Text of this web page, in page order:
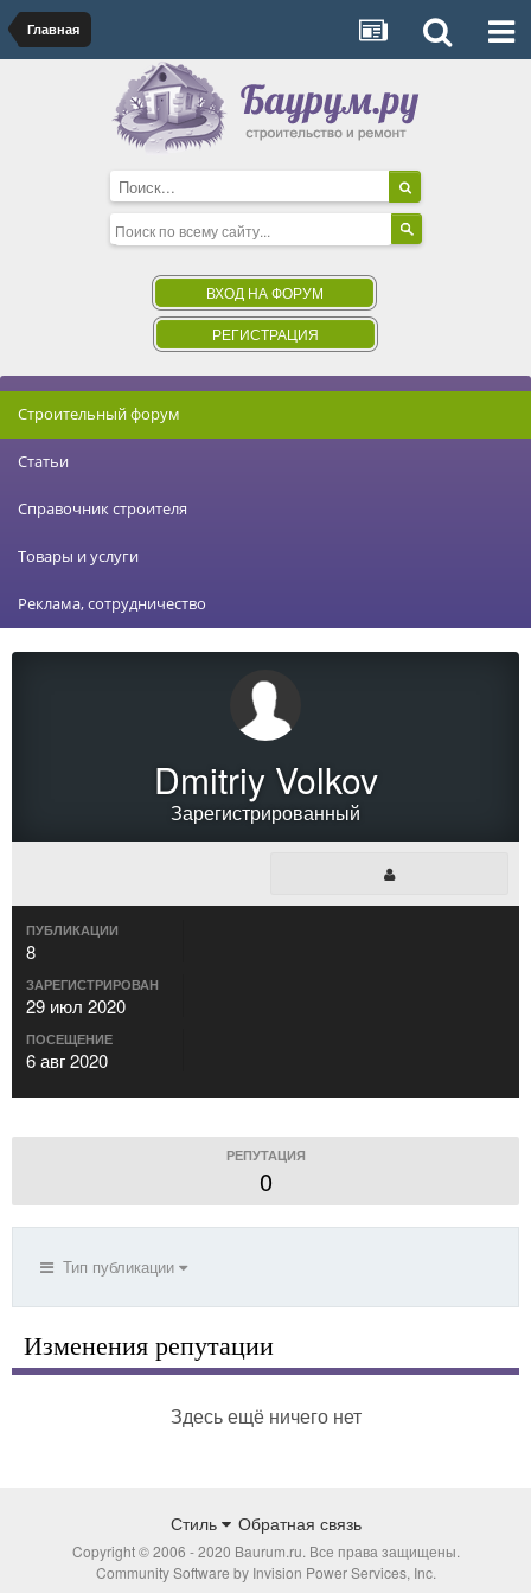
Главная
ВХОД НА ФОРУМ
РЕГИСТРАЦИЯ
Строительный форум
Статьи
Справочник строителя
Товары и услуги
Реклама, сотрудничество
Dmitriy Volkov
Зарегистрированный
ПУБЛИКАЦИИ
8
ЗАРЕГИСТРИРОВАН
29 июл 2020
ПОСЕЩЕНИЕ
6 авг 2020
РЕПУТАЦИЯ
0
Тип публикации
Изменения репутации
Здесь ещё ничего нет
Стиль Обратная связь
Copyright © 2006 - 2020 Baurum.ru. Все права защищены.
Community Software by Invision Power Services, Inc.